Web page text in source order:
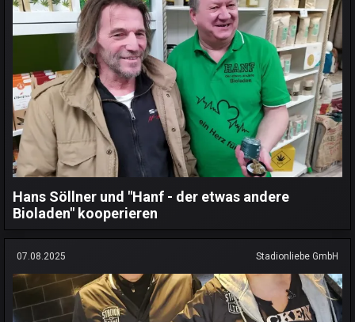
Hans Söllner und "Hanf - der etwas andere
Bioladen" kooperieren
07.08.2025 Stadionliebe GmbH